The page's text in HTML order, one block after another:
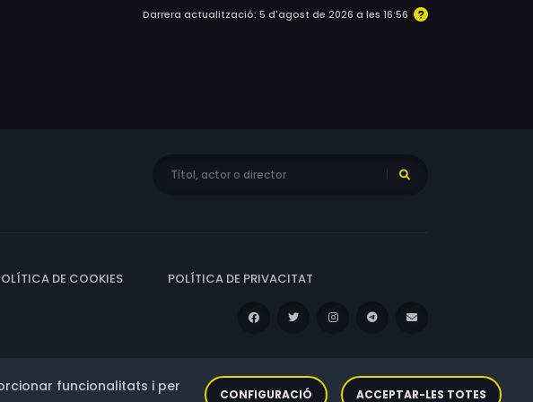
Darrera actualització: 5 d'agost de 2026 a les 16:56
DE COOKIES POLÍTICA DE PRIVACITAT
funcionalitats i per
CONFIGURACIÓ ACCEPTAR-LES TOTES